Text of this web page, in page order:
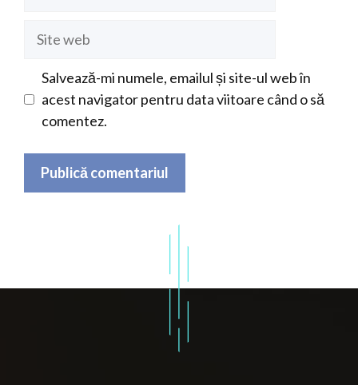
Salvează-mi numele, emailul și site-ul web în
acest navigator pentru data viitoare când o să
comentez.